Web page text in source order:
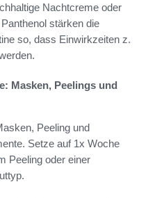
Nachtcreme oder
stärken die
so, dass Einwirkzeiten z.
Masken, Peelings und
Peeling und
Setze auf 1x Woche
Peeling oder einer